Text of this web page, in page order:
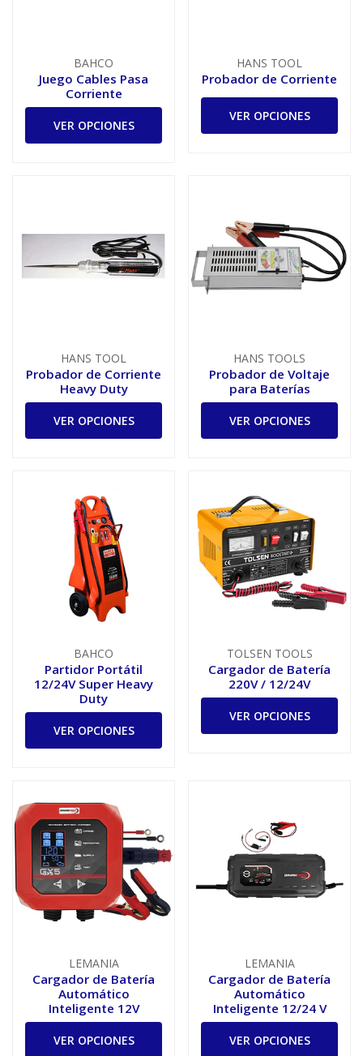
BAHCO
Juego Cables Pasa
Corriente
VER OPCIONES
HANS TOOL
Probador de Corriente
VER OPCIONES
HANS TOOL
Probador de Corriente
Heavy Duty
VER OPCIONES
HANS TOOLS
Probador de Voltaje
para Baterías
VER OPCIONES
BAHCO
Partidor Portátil
12/24V Super Heavy
Duty
VER OPCIONES
TOLSEN TOOLS
Cargador de Batería
220V / 12/24V
VER OPCIONES
LEMANIA
Cargador de Batería
Automático
Inteligente 12V
VER OPCIONES
LEMANIA
Cargador de Batería
Automático
Inteligente 12/24 V
VER OPCIONES